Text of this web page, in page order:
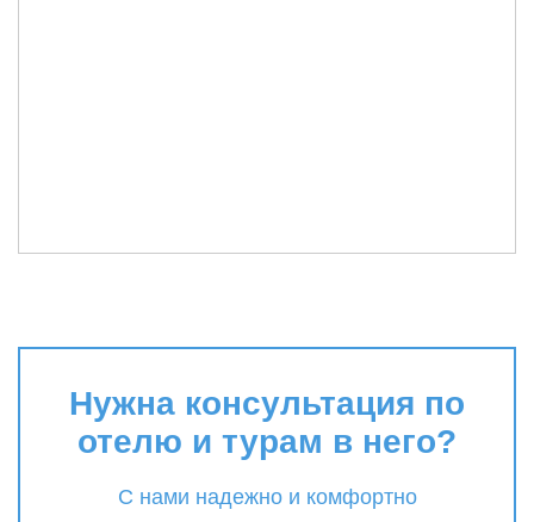
Нужна консультация по
отелю и турам в него?
С нами надежно и комфортно